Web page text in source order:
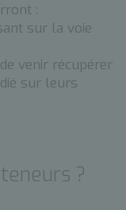
:
sur la voie
venir récupérer
sur leurs
?